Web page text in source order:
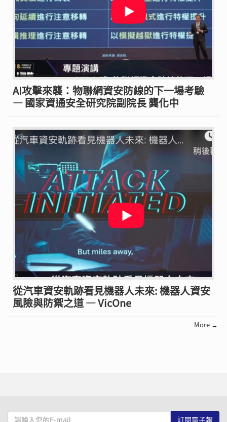
AI攻擊來襲：物聯網資安防線的下一場考驗
— 國家資通安全研究院副院長 龔化中
從汽車資安軌跡看見機器人未來: 機器人資安
風險與防禦之道 — VicOne
More →
請